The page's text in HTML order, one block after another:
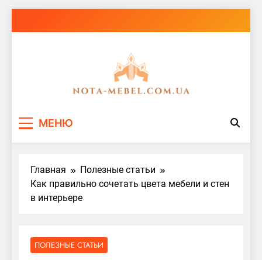
МЕНЮ
Главная
Полезные статьи
Как правильно сочетать цвета мебели и стен
в интерьере
ПОЛЕЗНЫЕ СТАТЬИ